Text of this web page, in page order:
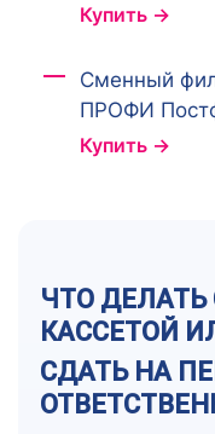
Купить →
Сменный
ПРОФИ
Купить →
ЧТО ДЕЛАТЬ
КАССЕТОЙ
СДАТЬ НА